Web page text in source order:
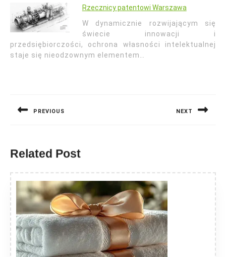
Rzecznicy patentowi Warszawa
W dynamicznie rozwijającym się
świecie innowacji i
przedsiębiorczości, ochrona własności intelektualnej
staje się nieodzownym elementem…
PREVIOUS NEXT
Related Post